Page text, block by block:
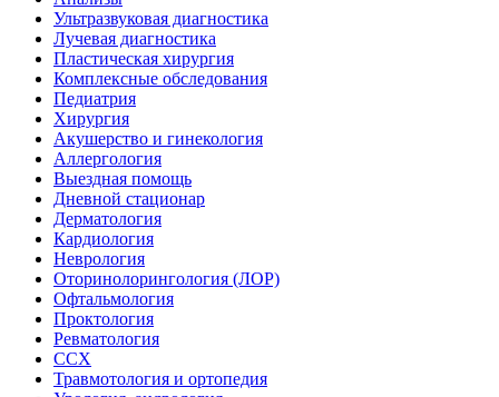
Ультразвуковая диагностика
Лучевая диагностика
Пластическая хирургия
Комплексные обследования
Педиатрия
Хирургия
Акушерство и гинекология
Аллергология
Выездная помощь
Дневной стационар
Дерматология
Кардиология
Неврология
Оторинолорингология (ЛОР)
Офтальмология
Проктология
Ревматология
ССХ
Травмотология и ортопедия